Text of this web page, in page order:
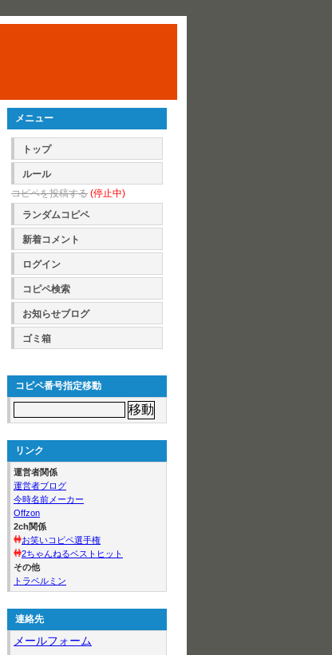
メニュー
トップ
ルール
コピペを投稿する (停止中)
ランダムコピペ
新着コメント
ログイン
コピペ検索
お知らせブログ
ゴミ箱
コピペ番号指定移動
リンク
運営者関係
運営者ブログ
今時名前メーカー
Offzon
2ch関係
お笑いコピペ選手権
2ちゃんねるベストヒット
その他
トラベルミン
連絡先
メールフォーム